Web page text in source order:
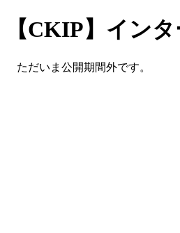
【CKIP】イン
ただいま公開期間外です。